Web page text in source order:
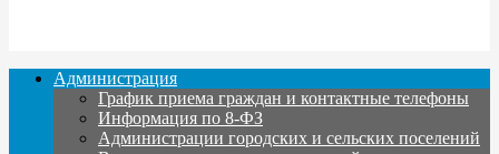
Администрация
График приема граждан и контактные телефоны
Информация по 8-ФЗ
Администрации городских и сельских поселений